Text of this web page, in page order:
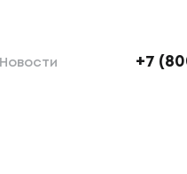
Новости +7